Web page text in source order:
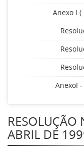
Anexo I
AnexoI
RESOLUÇÃO
ABRIL DE